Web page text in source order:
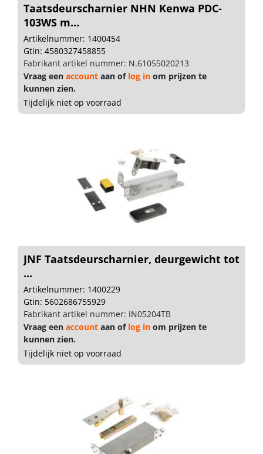
Taatsdeurscharnier NHN Kenwa PDC-
103WS m...
Artikelnummer: 1400454
Gtin: 4580327458855
Fabrikant artikel nummer: N.61055020213
Vraag een account aan of log in om prijzen te
kunnen zien.
Tijdelijk niet op voorraad
JNF Taatsdeurscharnier, deurgewicht tot
...
Artikelnummer: 1400229
Gtin: 5602686755929
Fabrikant artikel nummer: IN05204TB
Vraag een account aan of log in om prijzen te
kunnen zien.
Tijdelijk niet op voorraad